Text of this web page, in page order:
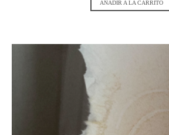
AÑADIR A LA CARRITO